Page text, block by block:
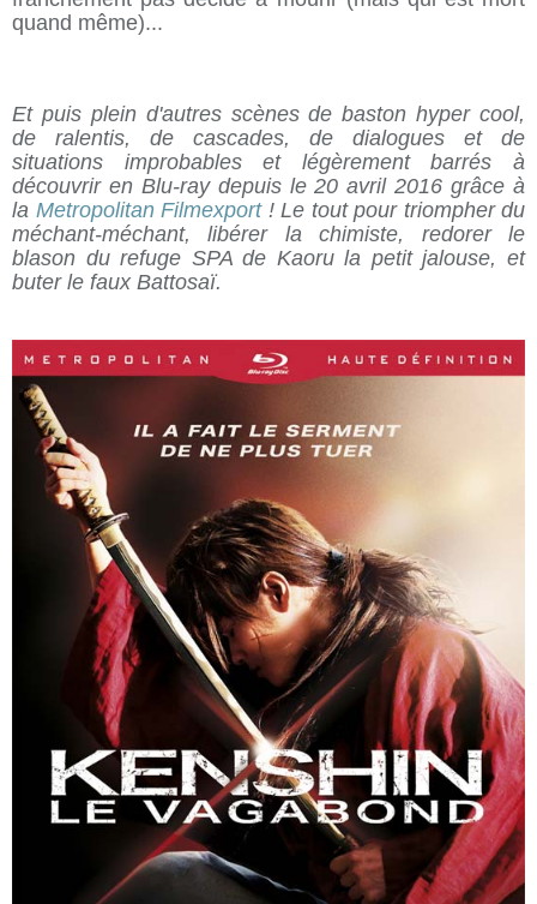
quand même)...
Et puis plein d'autres scènes de baston hyper cool,
de ralentis, de cascades, de dialogues et de
situations improbables et légèrement barrés à
découvrir en Blu-ray depuis le 20 avril 2016 grâce à
la Metropolitan Filmexport! Le tout pour triompher du
méchant-méchant, libérer la chimiste, redorer le
blason du refuge SPA de Kaoru la petit jalouse, et
buter le faux Battosaï.